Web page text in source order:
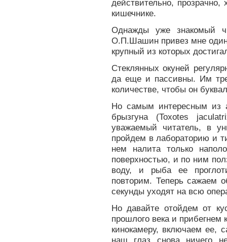
действительно,
кишечнике.
Однажды уже знакомый
О.П.Шашин привез мне
крупный из которых
Стеклянных окуней
да еще и пассивны. Им
количестве, чтобы он
Но самым интересным из
брызгуна (Toxotes
уважаемый читатель, в
пройдем в лабораторию и
нем налита только
поверхностью, и по ним
воду, и рыба ее
повторим. Теперь сажаем
секунды уходят на всю
Но давайте отойдем от
прошлого века и прибегнем
кинокамеру, включаем ее,
наш глаз снова ничего